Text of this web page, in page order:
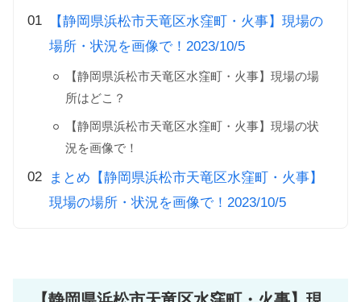
【静岡県浜松市天竜区水窪町・火事】現場の
場所・状況を画像で！2023/10/5
【静岡県浜松市天竜区水窪町・火事】現場の場
所はどこ？
【静岡県浜松市天竜区水窪町・火事】現場の状
況を画像で！
まとめ【静岡県浜松市天竜区水窪町・火事】
現場の場所・状況を画像で！2023/10/5